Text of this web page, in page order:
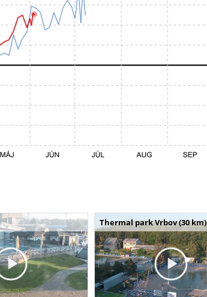
Thermal park Vrbov (30 km)